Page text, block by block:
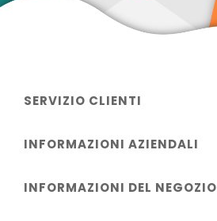
SERVIZIO CLIENTI
INFORMAZIONI AZIENDALI
INFORMAZIONI DEL NEGOZIO